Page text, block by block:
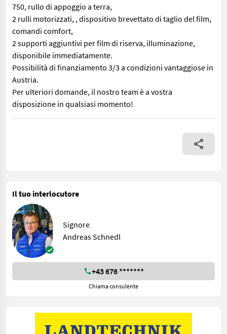
750, rullo di appoggio a terra,
2 rulli motorizzati, , dispositivo brevettato di taglio del film,
comandi comfort,
2 supporti aggiuntivi per film di riserva, illuminazione,
disponibile immediatamente.
Possibilità di finanziamento 3/3 a condizioni vantaggiose in
Austria.
Per ulteriori domande, il nostro team è a vostra
disposizione in qualsiasi momento!
Avvolgitore professionale Tanco a 3 punti S 200 Austria
Il tuo interlocutore
Signore
Andreas Schnedl
+43 676 *******
Chiama consulente